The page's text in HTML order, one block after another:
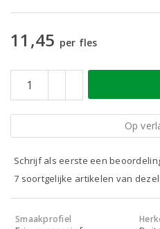
11,45 per fles
Op
Schrijf als eerste een
7 soortgelijke artikelen van
Smaakprofiel